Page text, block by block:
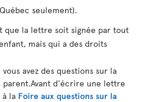
seulement).
que la lettre soit signée par tout
mais qui a des droits
vous avez des questions sur la
d'écrire une lettre
la Foire aux questions sur la